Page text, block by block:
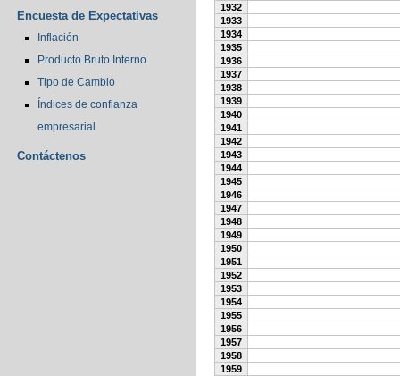
Encuesta de Expectativas
Inflación
Producto Bruto Interno
Tipo de Cambio
Índices de confianza
empresarial
Contáctenos
1932
1933
1934
1935
1936
1937
1938
1939
1940
1941
1942
1943
1944
1945
1946
1947
1948
1949
1950
1951
1952
1953
1954
1955
1956
1957
1958
1959